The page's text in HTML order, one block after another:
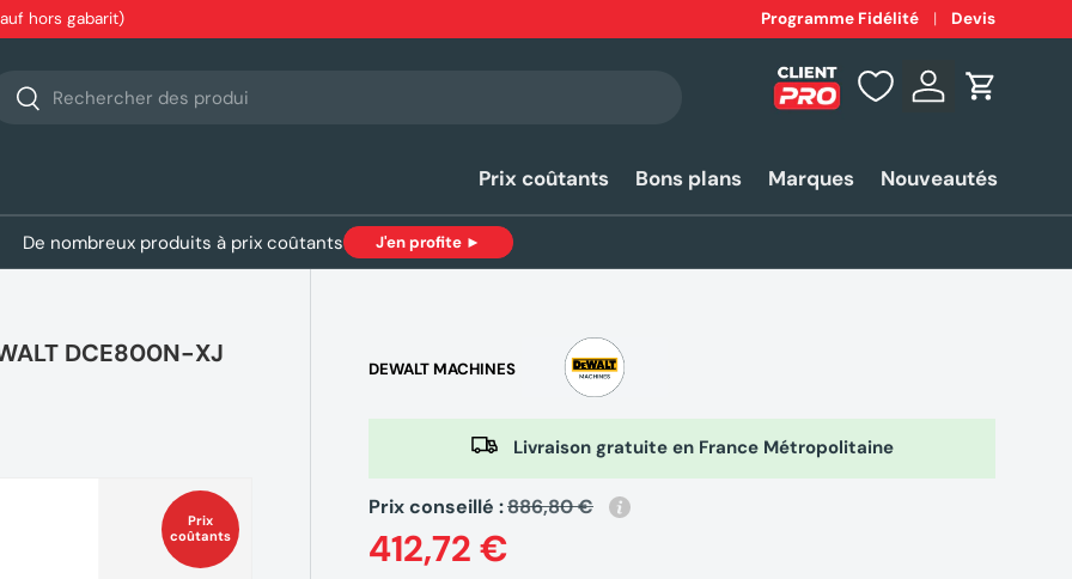
hors gabarit) Expéditionrapide 24-48h*
Programme Fidélité Devis
Rechercher Se connecter
Panier
Prix coûtants Bons plans Marques Nouveautés
De nombreux produits à prix coûtants J'en profite ►
DCE800N-XJ
Prix
coûtants
DEWALT MACHINES
Livraison gratuite en France Métropolitaine
Prix conseillé :886,80 €
412,72 €